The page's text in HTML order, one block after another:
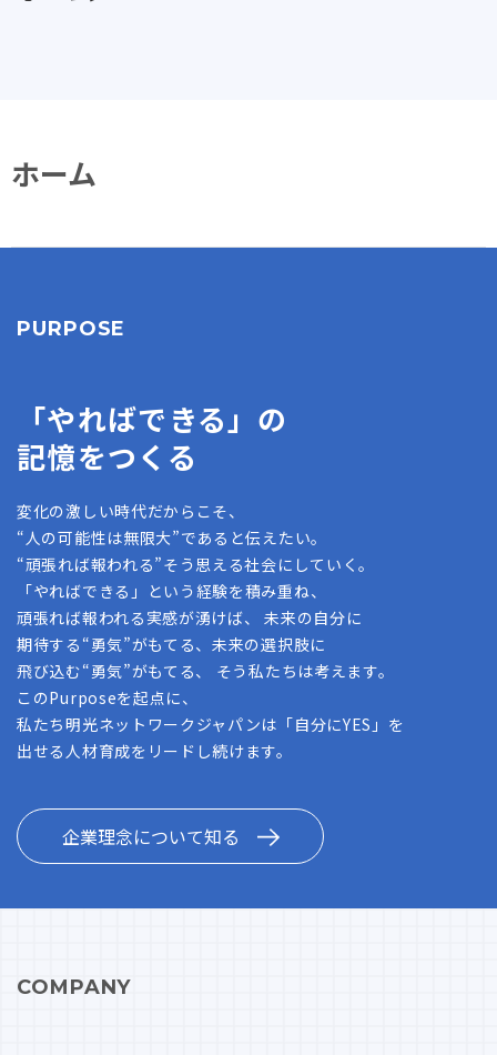
ホーム
PURPOSE
「やればできる」の
記憶をつくる
変化の激しい時代だからこそ、
“人の可能性は無限大”であると伝えたい。
“頑張れば報われる”そう思える社会にしていく。
「やればできる」という経験を積み重ね、
頑張れば報われる実感が湧けば、 未来の自分に
期待する“勇気”がもてる、未来の選択肢に
飛び込む“勇気”がもてる、 そう私たちは考えます。
このPurposeを起点に、
私たち明光ネットワークジャパンは「自分にYES」を
出せる人材育成をリードし続けます。
企業理念について知る
COMPANY